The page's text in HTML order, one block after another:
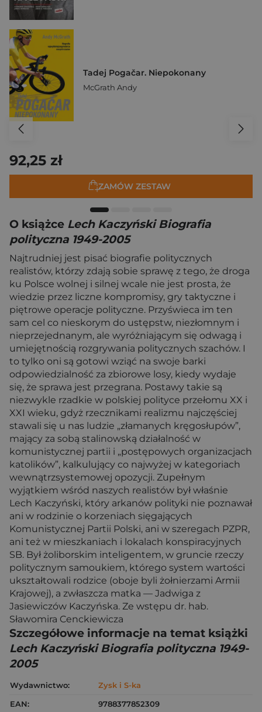
Tadej Pogačar. Niepokonany
McGrath Andy
92,25 zł
ZAMÓW ZESTAW
O książce Lech Kaczyński Biografia
polityczna 1949-2005
Najtrudniej jest pisać biografie politycznych
realistów, którzy zdają sobie sprawę z tego, że droga
ku Polsce wolnej i silnej wcale nie jest prosta, że
wiedzie przez liczne kompromisy, gry taktyczne i
piętrowe operacje polityczne. Przyświeca im ten
sam cel co nieskorym do ustępstw, niezłomnym i
nieprzejednanym, ale wyróżniającym się odwagą i
umiejętnością rozgrywania politycznych szachów. I
to tylko oni są gotowi wziąć na swoje barki
odpowiedzialność za zbiorowe losy, kiedy wydaje
się, że sprawa jest przegrana. Postawy takie są
niezwykle rzadkie w polskiej polityce przełomu XX i
XXI wieku, gdyż rzecznikami realizmu najczęściej
stawali się u nas ludzie „złamanych kręgosłupów”,
mający za sobą stalinowską działalność w
komunistycznej partii i „postępowych organizacjach
katolików”, kalkulujący co najwyżej w kategoriach
wewnątrzsystemowej opozycji. Zupełnym
wyjątkiem wśród naszych realistów był właśnie
Lech Kaczyński, który arkanów polityki nie poznawał
ani w rodzinie o korzeniach sięgających
Komunistycznej Partii Polski, ani w szeregach PZPR,
ani też w mieszkaniach i lokalach konspiracyjnych
SB. Był żoliborskim inteligentem, w gruncie rzeczy
politycznym samoukiem, którego system wartości
ukształtowali rodzice (oboje byli żołnierzami Armii
Krajowej), a zwłaszcza matka — Jadwiga z
Jasiewiczów Kaczyńska. Ze wstępu dr. hab.
Sławomira Cenckiewicza
Szczegółowe informacje na temat książki
Lech Kaczyński Biografia polityczna 1949-
2005
Wydawnictwo:
Zysk i S-ka
EAN:
9788377852309